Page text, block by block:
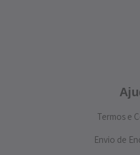
Termos e
Envio de